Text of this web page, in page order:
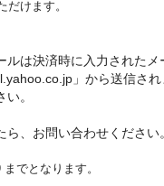
けます。
ルは決済時に入力されたメ
」から送信さ
。
、お問い合わせください。
までとなります。